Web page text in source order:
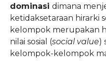
dominasi dimana
ketidaksetaraan hirarki
kelompok merupakan
nilai sosial (social value)
kelompok-kelompok